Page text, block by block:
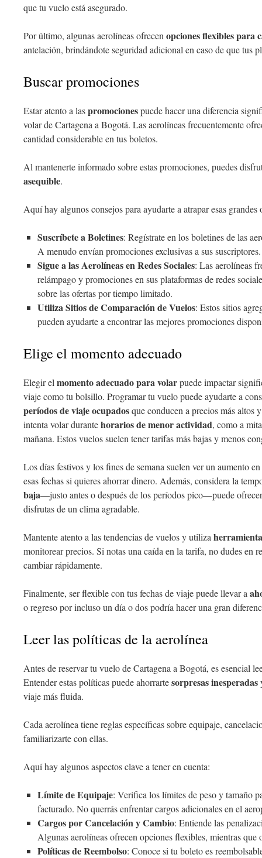
que tu vuelo está asegurado.
Por último, algunas aerolíneas ofrecen opciones flexibles para
antelación, brindándote seguridad adicional en caso de que tus
Buscar promociones
Estar atento a laspromocionespuede hacer una diferencia
volar de Cartagena a Bogotá. Las aerolíneas frecuentemente
cantidad considerable en tus boletos.
Al mantenerte informado sobre estas promociones, puedes
asequible.
Aquí hay algunos consejos para ayudarte a atrapar esas grandes
Suscríbete a Boletines: Regístrate en los boletines de las
A menudo envían promociones exclusivas a sus suscriptores.
Sigue a las Aerolíneas en Redes Sociales: Las aerolíneas
relámpago y promociones en sus plataformas de redes
sobre las ofertas por tiempo limitado.
Utiliza Sitios de Comparación de Vuelos: Estos sitios
pueden ayudarte a encontrar las mejores promociones
Elige el momento adecuado
Elegir el momento adecuado para volarpuede impactar
viaje como tu bolsillo. Programar tu vuelo puede ayudarte a
períodos de viaje ocupadosque conducen a precios más altos
intenta volar durantehorarios de menor actividad, como a
mañana. Estos vuelos suelen tener tarifas más bajas y menos
Los días festivos y los fines de semana suelen ver un aumento
esas fechas si quieres ahorrar dinero. Además, considera la
baja—justo antes o después de los períodos pico—puede
disfrutas de un clima agradable.
Mantente atento a las tendencias de vuelos y utiliza
monitorear precios. Si notas una caída en la tarifa, no dudes en
cambiar rápidamente.
Finalmente, ser flexible con tus fechas de viaje puede llevar a
o regreso por incluso un día o dos podría hacer una gran
Leer las políticas de la aerolínea
Antes de reservar tu vuelo de Cartagena a Bogotá, es esencial
Entender estas políticas puede ahorrartesorpresas inesperadas
viaje más fluida.
Cada aerolínea tiene reglas específicas sobre equipaje,
familiarizarte con ellas.
Aquí hay algunos aspectos clave a tener en cuenta:
Límite de Equipaje: Verifica los límites de peso y tamaño
facturado. No querrás enfrentar cargos adicionales en el
Cargos por Cancelación y Cambio: Entiende las
Algunas aerolíneas ofrecen opciones flexibles, mientras que
Políticas de Reembolso: Conoce si tu boleto es